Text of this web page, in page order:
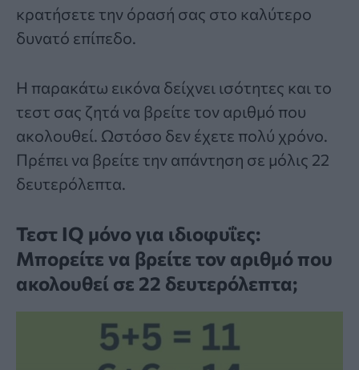
κρατήσετε την όρασή σας στο καλύτερο
δυνατό επίπεδο.
Η παρακάτω εικόνα δείχνει ισότητες και το
τεστ σας ζητά να βρείτε τον αριθμό που
ακολουθεί. Ωστόσο δεν έχετε πολύ χρόνο.
Πρέπει να βρείτε την απάντηση σε μόλις 22
δευτερόλεπτα.
Τεστ IQ μόνο για ιδιοφυΐες:
Mπορείτε να βρείτε τον αριθμό που
ακολουθεί σε 22 δευτερόλεπτα;